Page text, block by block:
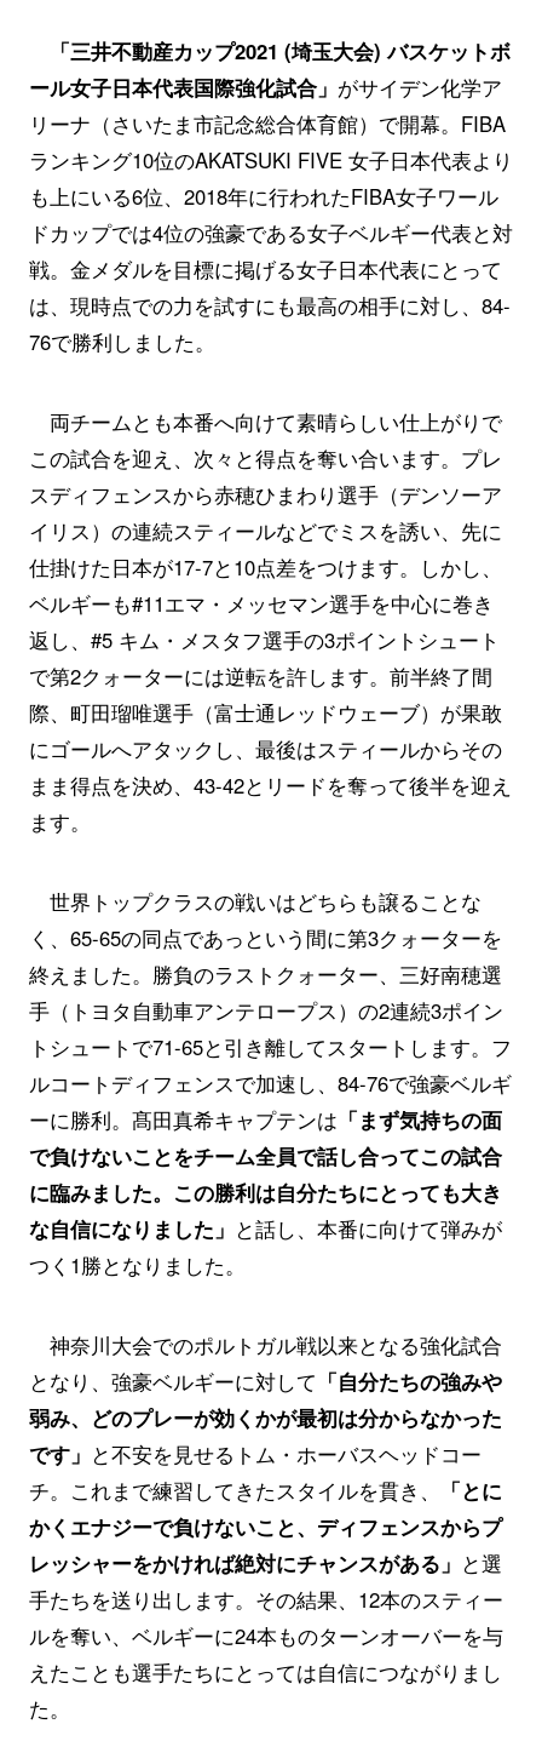
「三井不動産カップ2021 (埼玉大会) バスケットボ
ール女子日本代表国際強化試合」 がサイデン化学ア
リーナ（さいたま市記念総合体育館）で開幕。FIBA
ランキング10位のAKATSUKI FIVE 女子日本代表より
も上にいる6位、2018年に行われたFIBA女子ワール
ドカップでは4位の強豪である女子ベルギー代表と対
戦。金メダルを目標に掲げる女子日本代表にとって
は、現時点での力を試すにも最高の相手に対し、84-
76で勝利しました。
両チームとも本番へ向けて素晴らしい仕上がりで
この試合を迎え、次々と得点を奪い合います。プレ
スディフェンスから赤穂ひまわり選手（デンソーア
イリス）の連続スティールなどでミスを誘い、先に
仕掛けた日本が17-7と10点差をつけます。しかし、
ベルギーも#11エマ・メッセマン選手を中心に巻き
返し、#5 キム・メスタフ選手の3ポイントシュート
で第2クォーターには逆転を許します。前半終了間
際、町田瑠唯選手（富士通レッドウェーブ）が果敢
にゴールへアタックし、最後はスティールからその
まま得点を決め、43-42とリードを奪って後半を迎え
ます。
世界トップクラスの戦いはどちらも譲ることな
く、65-65の同点であっという間に第3クォーターを
終えました。勝負のラストクォーター、三好南穂選
手（トヨタ自動車アンテロープス）の2連続3ポイン
トシュートで71-65と引き離してスタートします。フ
ルコートディフェンスで加速し、84-76で強豪ベルギ
ーに勝利。髙田真希キャプテンは 「まず気持ちの面
で負けないことをチーム全員で話し合ってこの試合
に臨みました。この勝利は自分たちにとっても大き
な自信になりました」 と話し、本番に向けて弾みが
つく1勝となりました。
神奈川大会でのポルトガル戦以来となる強化試合
となり、強豪ベルギーに対して 「自分たちの強みや
弱み、どのプレーが効くかが最初は分からなかった
です」 と不安を見せるトム・ホーバスヘッドコー
チ。これまで練習してきたスタイルを貫き、
「とに
かくエナジーで負けないこと、ディフェンスからプ
レッシャーをかければ絶対にチャンスがある」 と選
手たちを送り出します。その結果、12本のスティー
ルを奪い、ベルギーに24本ものターンオーバーを与
えたことも選手たちにとっては自信につながりまし
た。